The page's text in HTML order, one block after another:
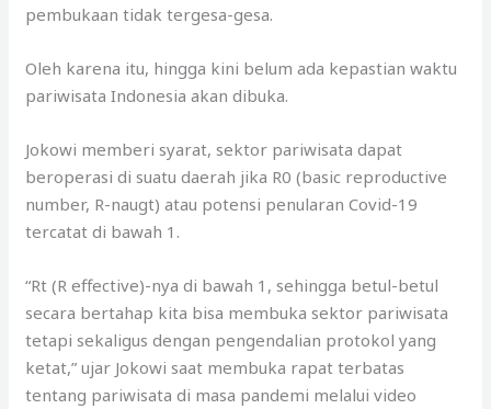
pembukaan tidak tergesa-gesa.
Oleh karena itu, hingga kini belum ada kepastian waktu
pariwisata Indonesia akan dibuka.
Jokowi memberi syarat, sektor pariwisata dapat
beroperasi di suatu daerah jika R0 (basic reproductive
number, R-naugt) atau potensi penularan Covid-19
tercatat di bawah 1.
“Rt (R effective)-nya di bawah 1, sehingga betul-betul
secara bertahap kita bisa membuka sektor pariwisata
tetapi sekaligus dengan pengendalian protokol yang
ketat,” ujar Jokowi saat membuka rapat terbatas
tentang pariwisata di masa pandemi melalui video